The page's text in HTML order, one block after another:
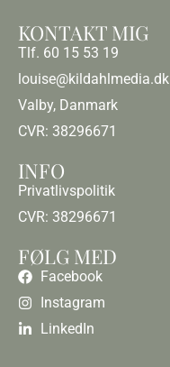
KONTAKT MIG
Tlf. 60 15 53 19
louise@kildahlmedia.dk
Valby, Danmark
CVR: 38296671
INFO
Privatlivspolitik
CVR: 38296671
FØLG MED
Facebook
Instagram
LinkedIn